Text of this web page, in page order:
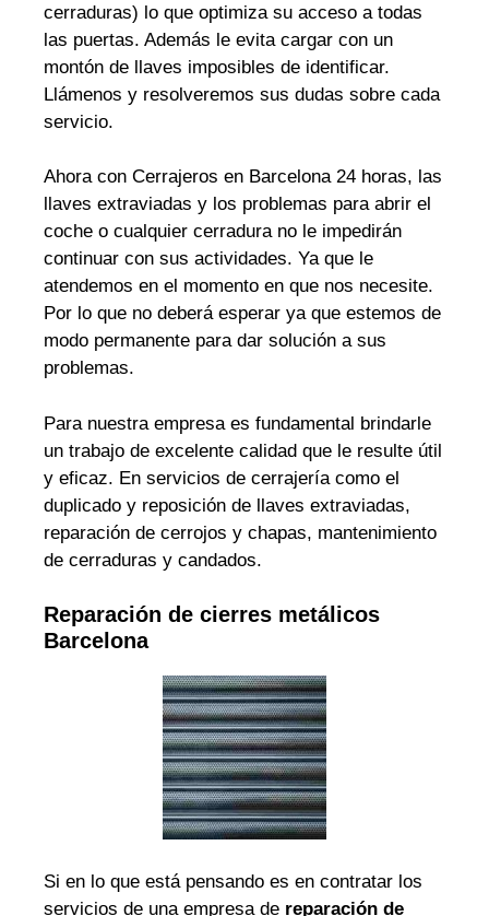
cerraduras) lo que optimiza su acceso a todas
las puertas. Además le evita cargar con un
montón de llaves imposibles de identificar.
Llámenos y resolveremos sus dudas sobre cada
servicio.
Ahora con Cerrajeros en Barcelona 24 horas, las
llaves extraviadas y los problemas para abrir el
coche o cualquier cerradura no le impedirán
continuar con sus actividades. Ya que le
atendemos en el momento en que nos necesite.
Por lo que no deberá esperar ya que estemos de
modo permanente para dar solución a sus
problemas.
Para nuestra empresa es fundamental brindarle
un trabajo de excelente calidad que le resulte útil
y eficaz. En servicios de cerrajería como el
duplicado y reposición de llaves extraviadas,
reparación de cerrojos y chapas, mantenimiento
de cerraduras y candados.
Reparación de cierres metálicos
Barcelona
Si en lo que está pensando es en contratar los
servicios de una empresa de reparación de